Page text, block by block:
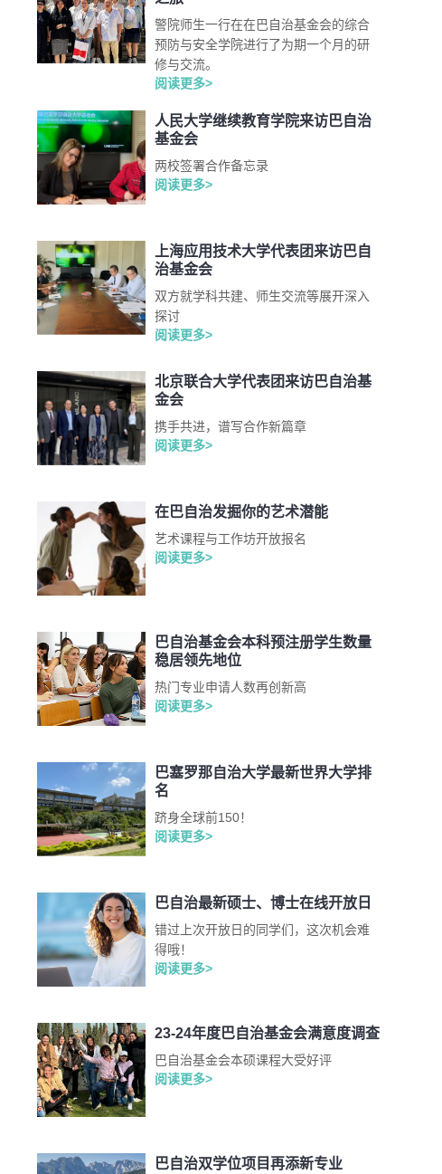
警院师生一行在在巴自治基金会的综合
预防与安全学院进行了为期一个月的研
修与交流。
阅读更多>
人民大学继续教育学院来访巴自治
基金会
两校签署合作备忘录
阅读更多>
上海应用技术大学代表团来访巴自
治基金会
双方就学科共建、师生交流等展开深入
探讨
阅读更多>
北京联合大学代表团来访巴自治基
金会
携手共进，谱写合作新篇章
阅读更多>
在巴自治发掘你的艺术潜能
艺术课程与工作坊开放报名
阅读更多>
巴自治基金会本科预注册学生数量
稳居领先地位
热门专业申请人数再创新高
阅读更多>
巴塞罗那自治大学最新世界大学排
名
跻身全球前150！
阅读更多>
巴自治最新硕士、博士在线开放日
错过上次开放日的同学们，这次机会难
得哦！
阅读更多>
23-24年度巴自治基金会满意度调查
巴自治基金会本硕课程大受好评
阅读更多>
巴自治双学位项目再添新专业